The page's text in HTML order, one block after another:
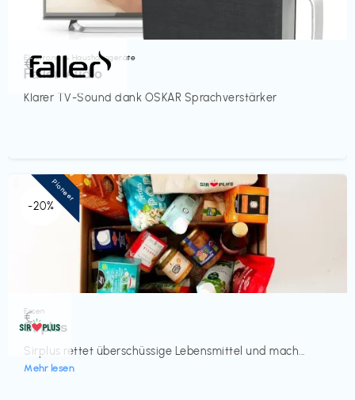
Elektronik & Haushaltsgeräte
Faller Audio
Klarer TV-Sound dank OSKAR Sprachverstärker
€‎
-20%
Essen
Sirplus
Sirplus rettet überschüssige Lebensmittel und mach...
Mehr lesen
€‎
Pioneer